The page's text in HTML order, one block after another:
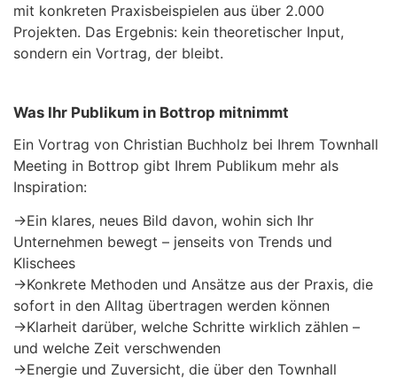
mit konkreten Praxisbeispielen aus über 2.000
Projekten. Das Ergebnis: kein theoretischer Input,
sondern ein Vortrag, der bleibt.
Was Ihr Publikum in Bottrop mitnimmt
Ein Vortrag von Christian Buchholz bei Ihrem Townhall
Meeting in Bottrop gibt Ihrem Publikum mehr als
Inspiration:
→Ein klares, neues Bild davon, wohin sich Ihr
Unternehmen bewegt – jenseits von Trends und
Klischees
→Konkrete Methoden und Ansätze aus der Praxis, die
sofort in den Alltag übertragen werden können
→Klarheit darüber, welche Schritte wirklich zählen –
und welche Zeit verschwenden
→Energie und Zuversicht, die über den Townhall